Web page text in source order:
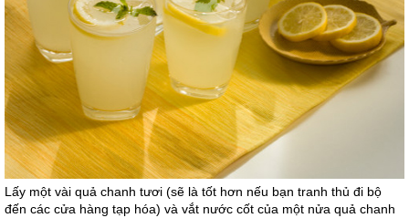
Lấy một vài quả chanh tươi (sẽ là tốt hơn nếu bạn tranh thủ đi bộ
đến các cửa hàng tạp hóa) và vắt nước cốt của một nửa quả chanh